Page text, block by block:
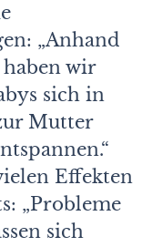
„Anhand
wir
sich in
Mutter
Effekten
„Probleme
sich